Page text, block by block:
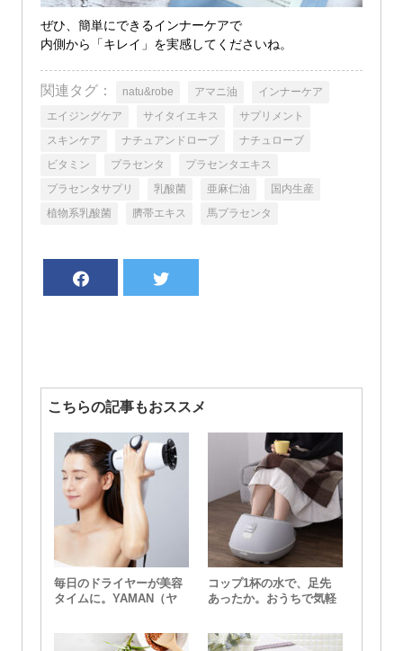
ぜひ、簡単にできるインナーケアで
内側から「キレイ」を実感してくださいね。
関連タグ： natu&robe アマニ油
インナーケア
エイジングケア
サイタイエキス
サプリメント
スキンケア
ナチュアンドローブ
ナチュローブ
ビタミン
プラセンタ
プラセンタエキス
プラセンタサプリ
乳酸菌 亜麻仁油
国内生産
植物系乳酸菌
臍帯エキス 馬プラセンタ
こちらの記事もおススメ
毎日のドライヤーが美容
タイムに。YAMAN（ヤ
コップ1杯の水で、足先
あったか。おうちで気軽